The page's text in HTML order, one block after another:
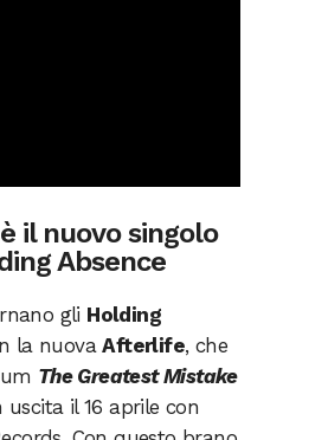
il nuovo singolo
Absence
gli Holding
la nuovaAfterlife, che
The Greatest Mistake
uscita il 16 aprile con